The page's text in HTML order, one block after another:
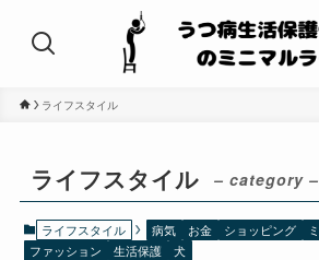
ライフスタイル
ライフスタイル – category –
ライフスタイル 病気 お金 ショッピング
ファッション
生活保護 犬